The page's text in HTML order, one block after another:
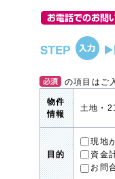
の項目はご
物件
情報
土地・
目的
現地
資金
お問